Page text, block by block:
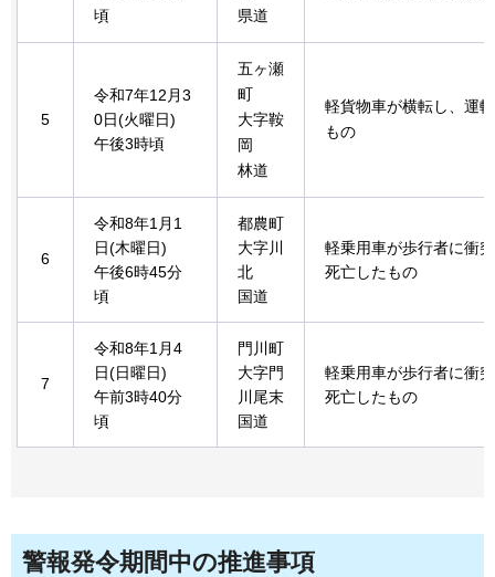
頃
県道
5
令和7年12月3
0日(火曜日)
午後3時頃
五ヶ瀬
町
大字鞍
岡
林道
軽貨物車が横転し、運
もの
6
令和8年1月1
日(木曜日)
午後6時45分
頃
都農町
大字川
北
国道
軽乗用車が歩行者に衝
死亡したもの
7
令和8年1月4
日(日曜日)
午前3時40分
頃
門川町
大字門
川尾末
国道
軽乗用車が歩行者に衝
死亡したもの
警報発令期間中の推進事項